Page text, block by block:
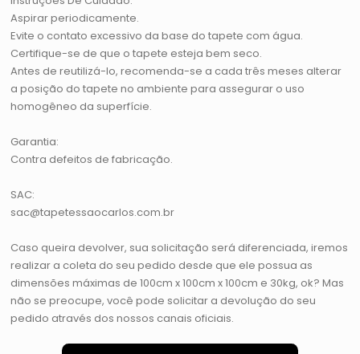
Aspirar periodicamente.
Evite o contato excessivo da base do tapete com água.
Certifique-se de que o tapete esteja bem seco.
Antes de reutilizá-lo, recomenda-se a cada três meses alterar
a posição do tapete no ambiente para assegurar o uso
homogêneo da superfície.
Garantia:
Contra defeitos de fabricação.
SAC:
sac@tapetessaocarlos.com.br
Caso queira devolver, sua solicitação será diferenciada, iremos
realizar a coleta do seu pedido desde que ele possua as
dimensões máximas de 100cm x 100cm x 100cm e 30kg, ok? Mas
não se preocupe, você pode solicitar a devolução do seu
pedido através dos nossos canais oficiais.